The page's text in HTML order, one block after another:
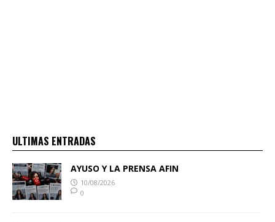
ULTIMAS ENTRADAS
AYUSO Y LA PRENSA AFIN
10/08/2026
0